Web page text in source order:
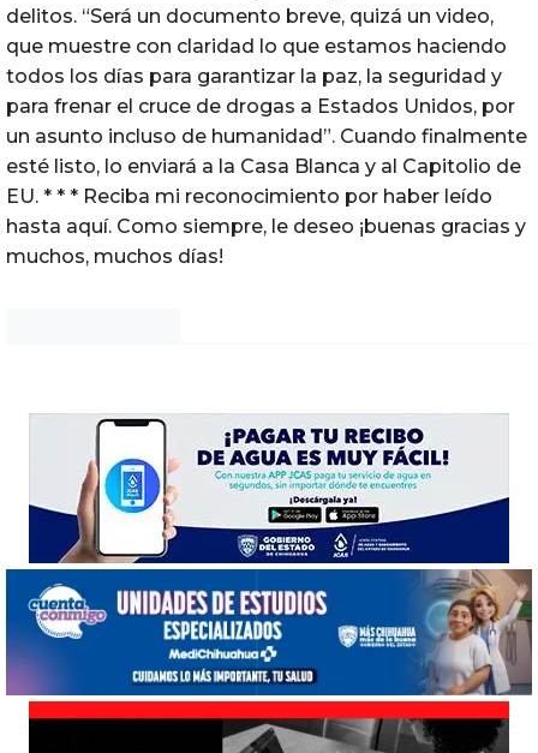
delitos. “Será un documento breve, quizá un video,
que muestre con claridad lo que estamos haciendo
todos los días para garantizar la paz, la seguridad y
para frenar el cruce de drogas a Estados Unidos, por
un asunto incluso de humanidad”. Cuando finalmente
esté listo, lo enviará a la Casa Blanca y al Capitolio de
EU. * * * Reciba mi reconocimiento por haber leído
hasta aquí. Como siempre, le deseo ¡buenas gracias y
muchos, muchos días!